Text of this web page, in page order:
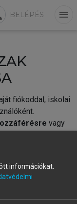
BELÉPÉS menu
fiókoddal, iskolai
vagy
fiókot.
információkat.